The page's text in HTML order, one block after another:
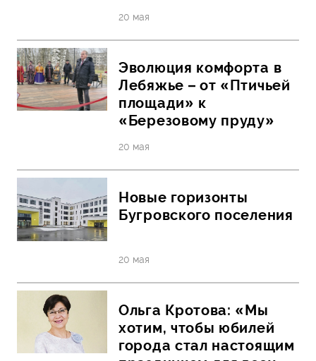
20 мая
Эволюция комфорта в
Лебяжье – от «Птичьей
площади» к
«Березовому пруду»
20 мая
Новые горизонты
Бугровского поселения
20 мая
Ольга Кротова: «Мы
хотим, чтобы юбилей
города стал настоящим